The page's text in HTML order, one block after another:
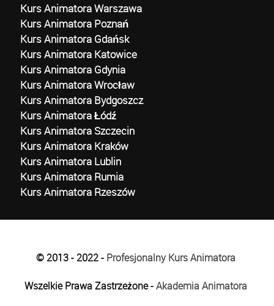
Kurs Animatora Warszawa
Kurs Animatora Poznań
Kurs Animatora Gdańsk
Kurs Animatora Katowice
Kurs Animatora Gdynia
Kurs Animatora Wrocław
Kurs Animatora Bydgoszcz
Kurs Animatora Łódź
Kurs Animatora Szczecin
Kurs Animatora Kraków
Kurs Animatora Lublin
Kurs Animatora Rumia
Kurs Animatora Rzeszów
© 2013 - 2022 - Profesjonalny Kurs Animatora
Wszelkie Prawa Zastrzeżone -Akademia Animatora